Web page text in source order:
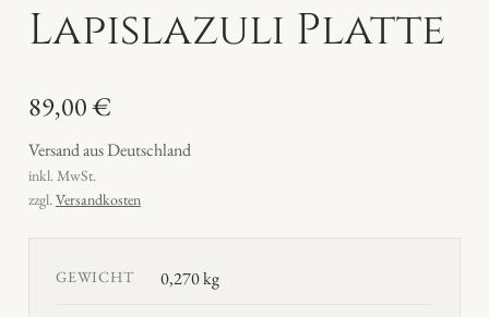
Lapislazuli Platte
89,00€
Versand aus Deutschland
inkl. MwSt.
zzgl.Versandkosten
GEWICHT 0,270 kg